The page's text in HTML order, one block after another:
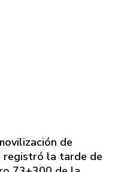
de
registró la tarde de